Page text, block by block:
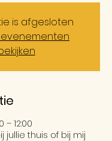
is afgesloten
– 12:00
jullie thuis of bij mij